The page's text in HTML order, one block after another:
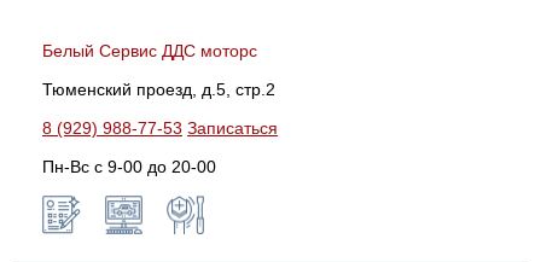
Белый Сервис ДДС моторс
Тюменский проезд, д.5, стр.2
8 (929) 988-77-53 Записаться
Пн-Вс c 9-00 до 20-00